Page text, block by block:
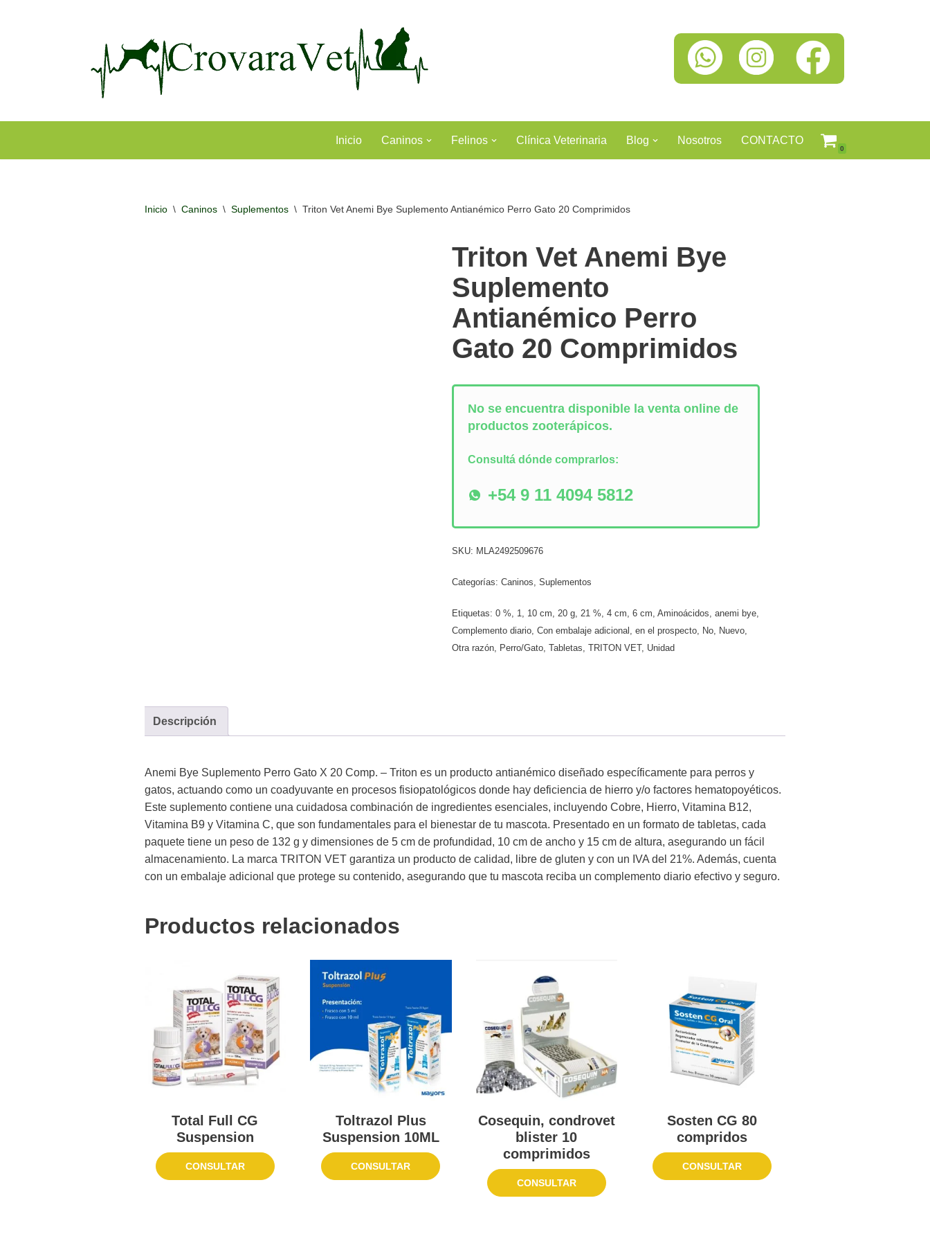
Inicio Caninos Felinos Clínica Veterinaria Blog Nosotros CONTACTO
0
Inicio \ Caninos \ Suplementos \ Triton Vet Anemi Bye Suplemento Antianémico Perro Gato 20 Comprimidos
Triton Vet Anemi Bye
Suplemento
Antianémico Perro
Gato 20 Comprimidos
No se encuentra disponible la venta online de
productos zooterápicos.
Consultá dónde comprarlos:
+54 9 11 4094 5812
SKU: MLA2492509676
Categorías:Caninos,Suplementos
Etiquetas:0 %, 1, 10 cm,20 g,21 %,4 cm,6 cm,Aminoácidos,anemi bye,
Complemento diario,Con embalaje adicional ,en el prospecto, No, Nuevo,
Otra razón, Perro/Gato,Tabletas,TRITON VET, Unidad
Descripción
Anemi Bye Suplemento Perro Gato X 20 Comp. – Triton es un producto antianémico diseñado específicamente para perros y
gatos, actuando como un coadyuvante en procesos fisiopatológicos donde hay deficiencia de hierro y/o factores hematopoyéticos.
Este suplemento contiene una cuidadosa combinación de ingredientes esenciales, incluyendo Cobre, Hierro, Vitamina B12,
Vitamina B9 y Vitamina C, que son fundamentales para el bienestar de tu mascota. Presentado en un formato de tabletas, cada
paquete tiene un peso de 132 g y dimensiones de 5 cm de profundidad, 10 cm de ancho y 15 cm de altura, asegurando un fácil
almacenamiento. La marca TRITON VET garantiza un producto de calidad, libre de gluten y con un IVA del 21%. Además, cuenta
con un embalaje adicional que protege su contenido, asegurando que tu mascota reciba un complemento diario efectivo y seguro.
Productos relacionados
Total Full CG
Suspension
CONSULTAR
Toltrazol Plus
Suspension 10ML
CONSULTAR
Cosequin, condrovet
blister 10
comprimidos
CONSULTAR
Sosten CG 80
compridos
CONSULTAR